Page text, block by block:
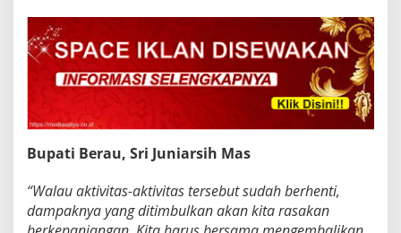
Bupati Berau, Sri Juniarsih Mas
“Walau aktivitas-aktivitas tersebut sudah berhenti,
dampaknya yang ditimbulkan akan kita rasakan